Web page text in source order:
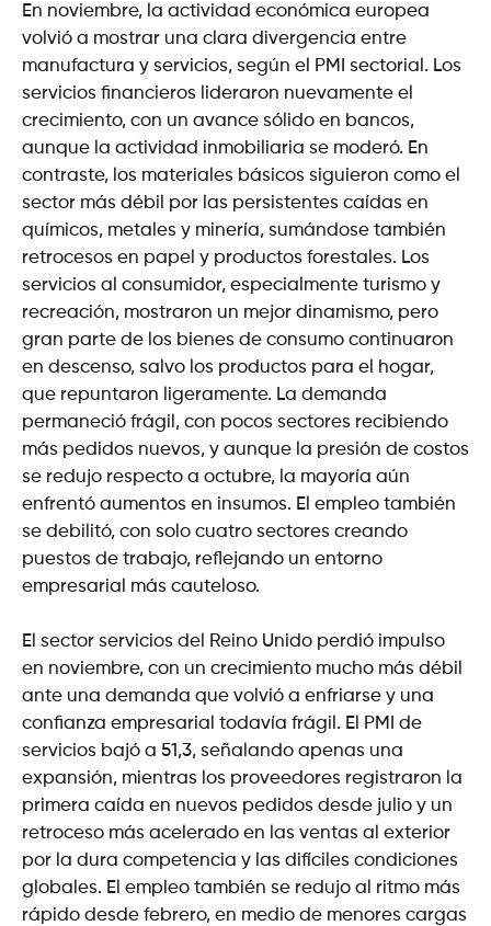
En noviembre, la actividad económica europea
volvió a mostrar una clara divergencia entre
manufactura y servicios, según el PMI sectorial. Los
servicios financieros lideraron nuevamente el
crecimiento, con un avance sólido en bancos,
aunque la actividad inmobiliaria se moderó. En
contraste, los materiales básicos siguieron como el
sector más débil por las persistentes caídas en
químicos, metales y minería, sumándose también
retrocesos en papel y productos forestales. Los
servicios al consumidor, especialmente turismo y
recreación, mostraron un mejor dinamismo, pero
gran parte de los bienes de consumo continuaron
en descenso, salvo los productos para el hogar,
que repuntaron ligeramente. La demanda
permaneció frágil, con pocos sectores recibiendo
más pedidos nuevos, y aunque la presión de costos
se redujo respecto a octubre, la mayoría aún
enfrentó aumentos en insumos. El empleo también
se debilitó, con solo cuatro sectores creando
puestos de trabajo, reflejando un entorno
empresarial más cauteloso.
El sector servicios del Reino Unido perdió impulso
en noviembre, con un crecimiento mucho más débil
ante una demanda que volvió a enfriarse y una
confianza empresarial todavía frágil. El PMI de
servicios bajó a 51,3, señalando apenas una
expansión, mientras los proveedores registraron la
primera caída en nuevos pedidos desde julio y un
retroceso más acelerado en las ventas al exterior
por la dura competencia y las difíciles condiciones
globales. El empleo también se redujo al ritmo más
rápido desde febrero, en medio de menores cargas